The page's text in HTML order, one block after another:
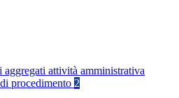
aggregati attività amministrativa
procedimento 2